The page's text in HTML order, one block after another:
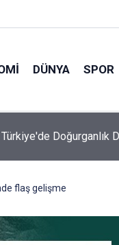
DÜNYA SPOR
Edildi
flaş gelişme